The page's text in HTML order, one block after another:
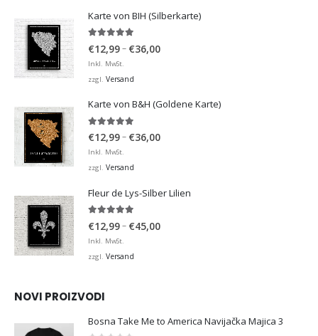
Karte von BIH (Silberkarte)
€12,99– €36,00Preisspanne:
Inkl. MwSt.
zzgl. Versand
Karte von B&H (Goldene Karte)
4.98von 5
€12,99– €36,00Preisspanne:
Inkl. MwSt.
zzgl. Versand
Fleur de Lys-Silber Lilien
€12,99– €45,00Preisspanne:
Inkl. MwSt.
zzgl. Versand
NOVI PROIZVODI
Bosna Take Me to America Navijačka Majica 3